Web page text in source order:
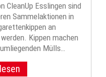
CleanUp Esslingen sind
Sammelaktionen in
an
Kippen machen
Mülls…